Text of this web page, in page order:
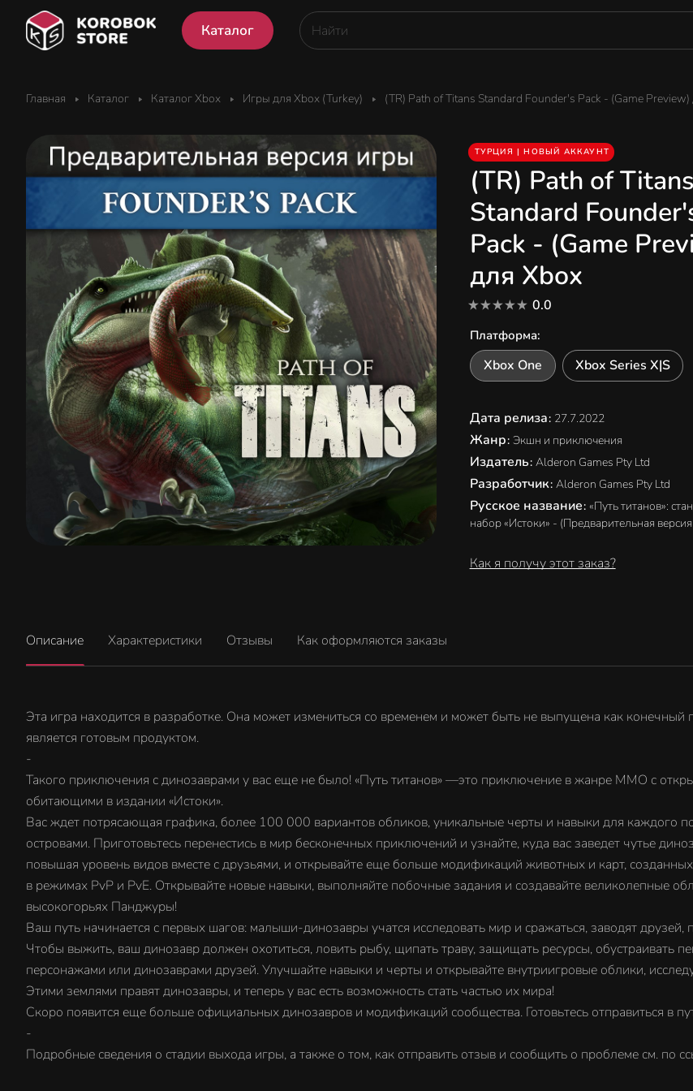
Каталог
Главная Каталог Каталог Xbox Игры для Xbox (Turkey) (TR) Path of Titans Standard Founder's Pack - (Game
ТУРЦИЯ | НОВЫЙ АККАУНТ
(TR) Path of Titans
Standard
Pack - (Game
для Xbox
0.0
Платформа:
Xbox One Xbox Series X|S
Дата релиза: 27.7.2022
Жанр: Экшн и приключения
Издатель: Alderon Games Pty Ltd
Разработчик: Alderon Games Pty Ltd
Русское название: «Путь титанов»:
набор «Истоки» - (Предварительная
Как я получу этот заказ?
Описание Характеристики Отзывы Как оформляются заказы
Эта игра находится в разработке. Она может измениться со временем и может быть не выпущена как конечный
является готовым продуктом.
-
Такого приключения с динозаврами у вас еще не было! «Путь титанов» —это приключение в жанре MMO с
обитающими в издании «Истоки».
Вас ждет потрясающая графика, более 100 000 вариантов обликов, уникальные черты и навыки для каждого
островами. Приготовьтесь перенестись в мир бесконечных приключений и узнайте, куда вас заведет чутье
повышая уровень видов вместе с друзьями, и открывайте еще больше модификаций животных и карт,
в режимах PvP и PvE. Открывайте новые навыки, выполняйте побочные задания и создавайте великолепные
высокогорьях Панджуры!
Ваш путь начинается с первых шагов: малыши-динозавры учатся исследовать мир и сражаться, заводят
Чтобы выжить, ваш динозавр должен охотиться, ловить рыбу, щипать траву, защищать ресурсы, обустраивать
персонажами или динозаврами друзей. Улучшайте навыки и черты и открывайте внутриигровые облики,
Этими землями правят динозавры, и теперь у вас есть возможность стать частью их мира!
Скоро появится еще больше официальных динозавров и модификаций сообщества. Готовьтесь отправиться в
-
Подробные сведения о стадии выхода игры, а также о том, как отправить отзыв и сообщить о проблеме см. по